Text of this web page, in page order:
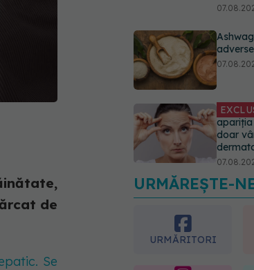
de
Se
apariția
doar
Alina
la sân.
URMĂREȘTE-
URMĂRITORI